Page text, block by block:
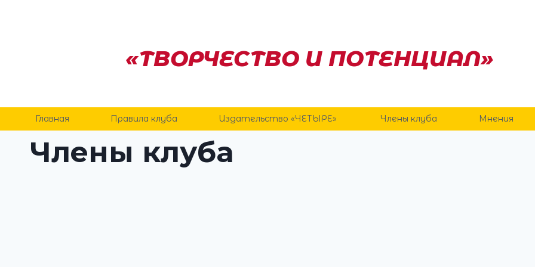
«ТВОРЧЕСТВО И ПОТЕНЦИАЛ»
Главная Правила клуба Издательство «ЧЕТЫРЕ» Члены клуба Мнения
Члены клуба